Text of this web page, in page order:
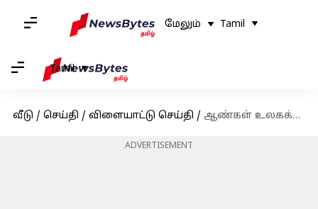
மேலும் Tamil
Tamil
வீடு / செய்தி / விளையாட்டு செய்தி / ஆண்கள் உலகக்கோப்பையை விட அதிகம்; மகளிர் உலகக்கோப்பைக்கான பரிசுத் தொகையை வரலாறு காணாத அளவிற்கு உயர்த்தியது ஐசிசி
ADVERTISEMENT